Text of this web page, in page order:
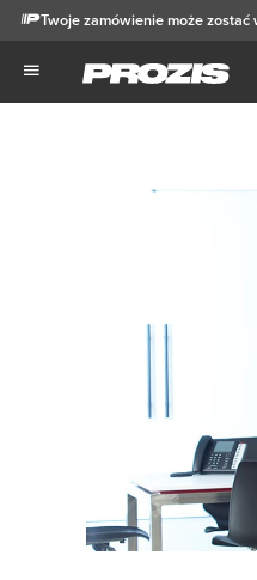
Twoje zamówienie może zostać